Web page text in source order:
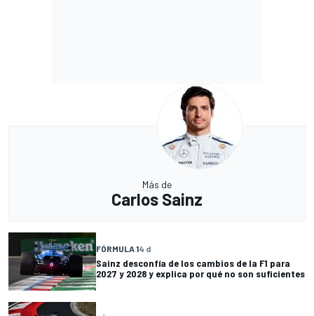
Más de
Carlos Sainz
FÓRMULA 14 d
Sainz desconfía de los cambios de la F1 para
2027 y 2028 y explica por qué no son suficientes